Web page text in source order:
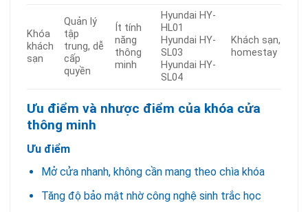
Khóa
khách
sạn
Quản lý
tập
trung, dễ
cấp
quyền
Ít tính
năng
thông
minh
Hyundai HY-
HL01
Hyundai HY-
SL03
Hyundai HY-
SL04
Khách sạn,
homestay
Ưu điểm và nhược điểm của khóa cửa
thông minh
Ưu điểm
Mở cửa nhanh, không cần mang theo chìa khóa
Tăng độ bảo mật nhờ công nghệ sinh trắc học